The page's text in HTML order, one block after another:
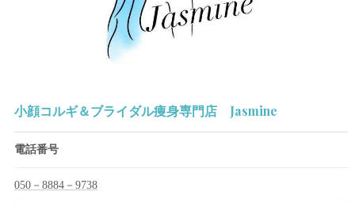
小顔コルギ＆ブライダル痩身専門店 Jasmine
電話番号
050－8884－9738